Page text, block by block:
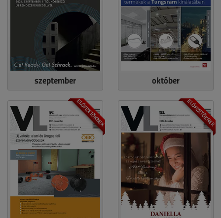
szeptember október
ELŐFIZETŐKNEK ELŐFIZETŐKNEK